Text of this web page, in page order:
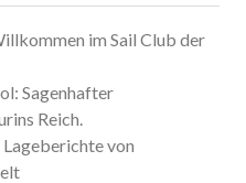
im Sail Club der
Sagenhafter
Reich.
von